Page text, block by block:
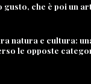
gusto, che è poi un
natura e cultura:
le opposte